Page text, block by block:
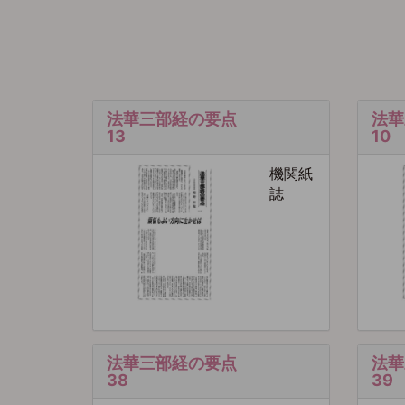
法華三部経の要点
13
機関紙
誌
法
10
法華三部経の要点
38
法
39